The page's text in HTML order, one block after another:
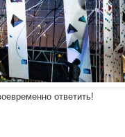
ответить!